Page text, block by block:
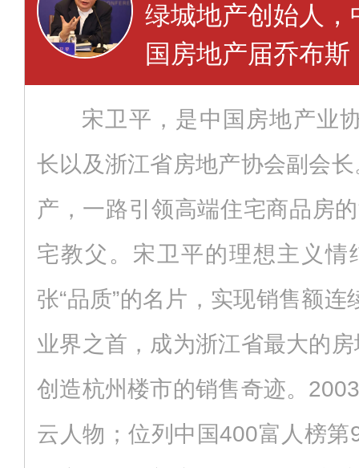
绿城地产创始人
国房地产届乔布斯
宋卫平，是中国房地产业
长以及浙江省房地产协会副会
产，一路引领高端住宅商品房
宅教父。宋卫平的理想主义情
张“品质”的名片，实现销售额
业界之首，成为浙江省最大的
创造杭州楼市的销售奇迹。
云人物；位列中国400富人榜